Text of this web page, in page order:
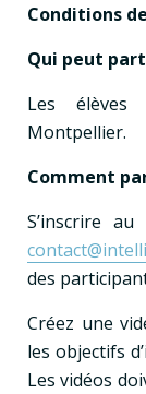
Conditions
Qui peut
Les élèves
Montpellier.
Comment
S’inscrire
des
Créez une
les objectifs
Les vidéos